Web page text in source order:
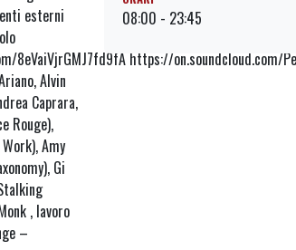
esterni
8eVaiVjrGMJ7fd9fA https://on.soundcloud.com/
Alvin
Caprara,
Rouge),
Amy
Gi
, lavoro
–
08:00 - 23:45